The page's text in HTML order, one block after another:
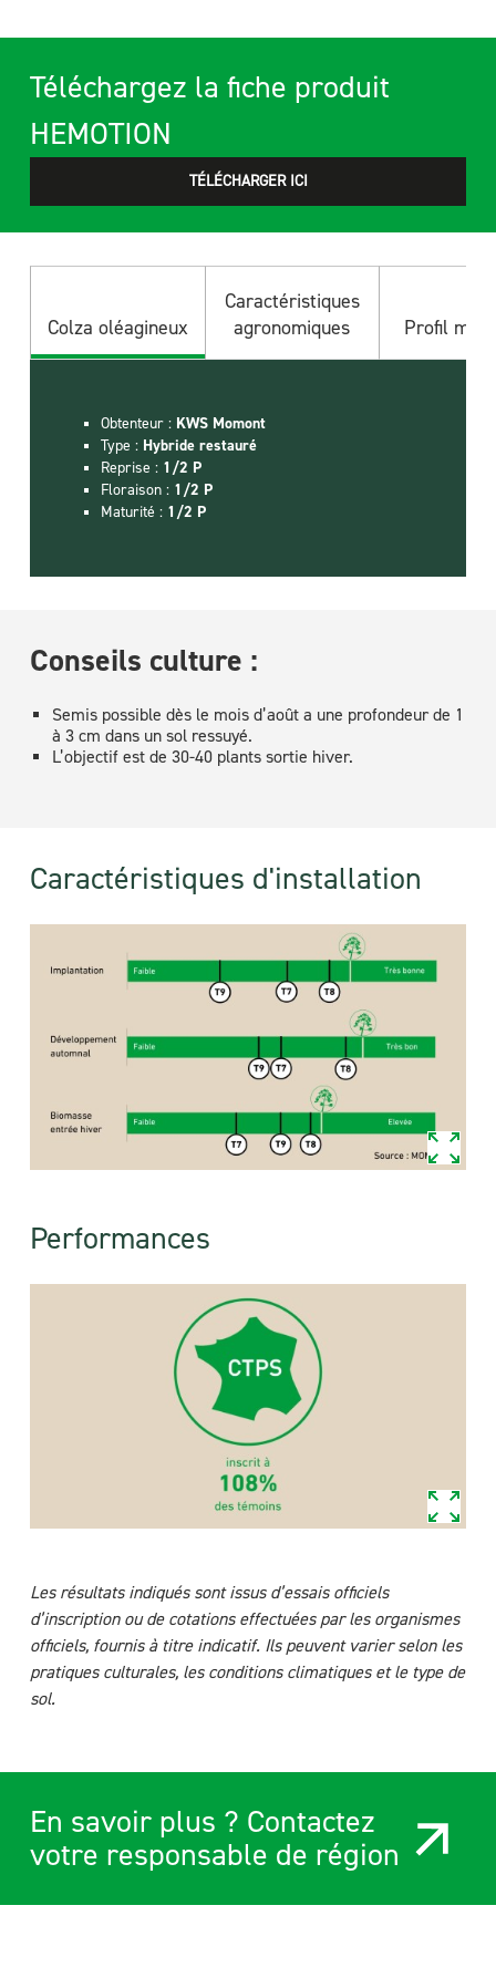
Téléchargez la fiche produit
HEMOTION
TÉLÉCHARGER ICI
Colza oléagineux
Caractéristiques
agronomiques
Profil
Obtenteur : KWS Momont
Type : Hybride restauré
Reprise : 1/2 P
Floraison : 1/2 P
Maturité : 1/2 P
Elongation :MS - PS
Taille :Moyenne Haute
Verse : TPS
Egrenage : TPrès bon comportement
Phoma :TPS bonif +1.5 au CTPS
Cylindrosporiose :MS - PS
Pieds secs :PS - TPS
Teneur en huile : Élevée
PMG : Moyen
Conseils culture :
Semis possible dès le mois d’août a une profondeur de 1
à 3 cm dans un sol ressuyé.
L’objectif est de 30-40 plants sortie hiver.
Caractéristiques d'installation
Performances
Les résultats indiqués sont issus d’essais officiels
d’inscription ou de cotations effectuées par les organismes
officiels, fournis à titre indicatif. Ils peuvent varier selon les
pratiques culturales, les conditions climatiques et le type de
sol.
En savoir plus ? Contactez
votre responsable de région